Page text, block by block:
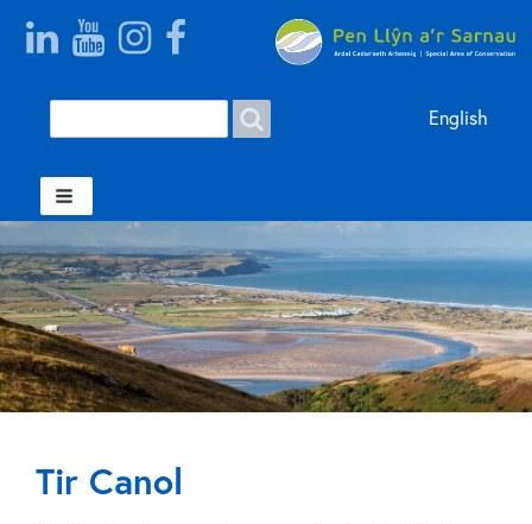
Search form Welsh English
Tir Canol